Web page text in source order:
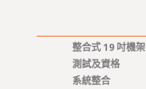
整合式 19 吋機架
測試及資格
系統整合